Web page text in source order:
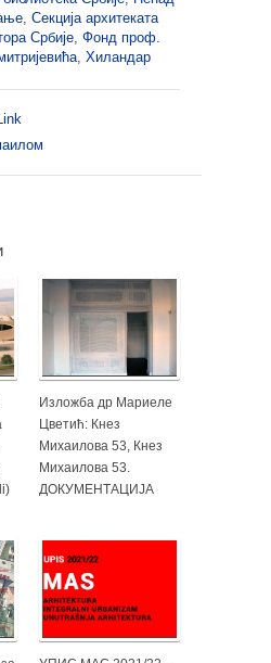
Секција архитеката
Србије Фонд проф.
Хиландар
Изложба др Мариеле
Цветић: Кнез
Михаилова 53, Кнез
Михаилова 53.
ДОКУМЕНТАЦИЈА